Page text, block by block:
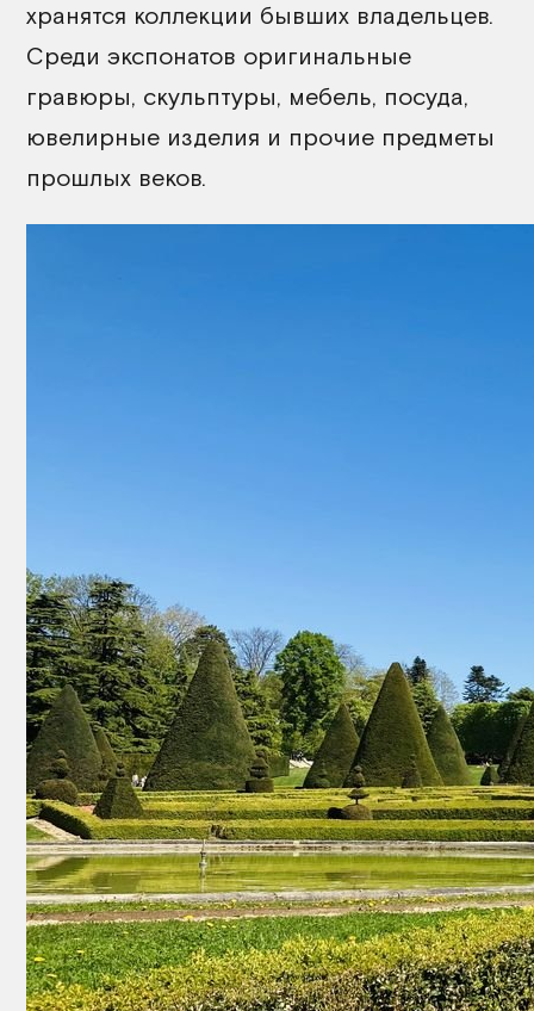
хранятся коллекции бывших владельцев.
Среди экспонатов оригинальные
гравюры, скульптуры, мебель, посуда,
ювелирные изделия и прочие предметы
прошлых веков.